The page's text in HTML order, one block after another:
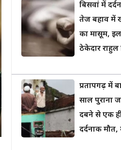
बिसवां में
तेज बहाव में
का मासूम,
ठेकेदार राहुल
प्रतापगढ़ में
साल पुराना
दबने से एक ही
दर्दनाक